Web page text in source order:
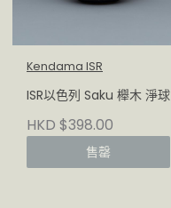
Kendama ISR
ISR以色列 Saku 櫸木 淨球
HKD $398.00
售罄